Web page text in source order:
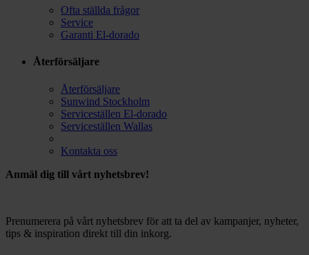
Ofta ställda frågor
Service
Garanti El-dorado
Återförsäljare
Återförsäljare
Sunwind Stockholm
Serviceställen El-dorado
Serviceställen Wallas
Kontakta oss
Anmäl dig till vårt nyhetsbrev!
Prenumerera på vårt nyhetsbrev för att ta del av kampanjer, nyheter,
tips & inspiration direkt till din inkorg.